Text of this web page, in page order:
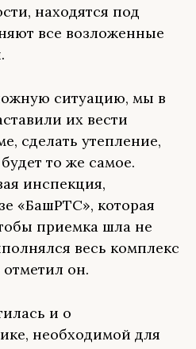
находятся под
все возложенные
ситуацию, мы в
их вести
сделать утепление,
то же самое.
инспекция,
«БашРТС», которая
приемка шла не
весь комплекс
он.
и о
необходимой для